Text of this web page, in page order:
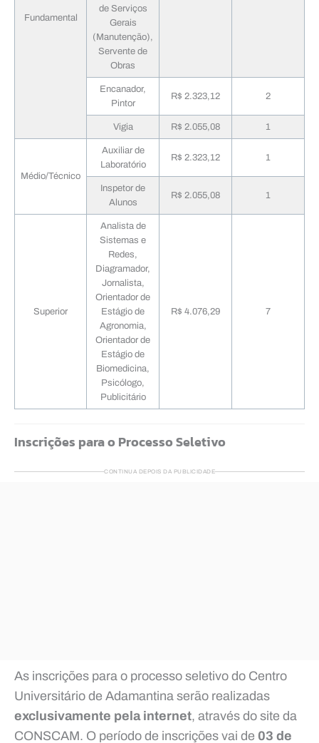
Fundamental
de Serviços
Gerais
(Manutenção),
Servente de
Obras
Encanador,
Pintor
R$ 2.323,12 2
Vigia R$ 2.055,08 1
Médio/Técnico
Auxiliar de
Laboratório
R$ 2.323,12 1
Inspetor de
Alunos
R$ 2.055,08 1
Superior
Analista de
Sistemas e
Redes,
Diagramador,
Jornalista,
Orientador de
Estágio de
Agronomia,
Orientador de
Estágio de
Biomedicina,
Psicólogo,
Publicitário
R$ 4.076,29 7
Inscrições para o Processo Seletivo
CONTINUA DEPOIS DA PUBLICIDADE
As inscrições para o processo seletivo do Centro
Universitário de Adamantina serão realizadas
exclusivamente pela internet, através do site da
CONSCAM. O período de inscrições vai de 03 de